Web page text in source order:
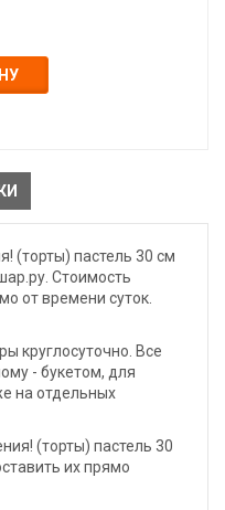
(торты) пастель 30 см
Стоимость
от времени суток.
круглосуточно. Все
- букетом, для
на отдельных
(торты) пастель 30
их прямо